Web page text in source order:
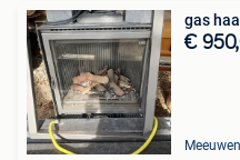
gas
€
Meeuwen